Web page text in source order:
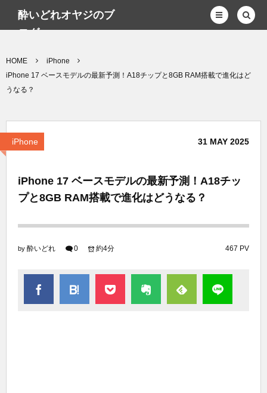
酔いどれオヤジのブ
ログwp
HOME
iPhone
iPhone 17 ベースモデルの最新予測！A18チップと8GB RAM搭載で進化はど
うなる？
iPhone 31 MAY 2025
iPhone 17 ベースモデルの最新予測！A18チッ
プと8GB RAM搭載で進化はどうなる？
by 酔いどれ 0 467 PV
約4分